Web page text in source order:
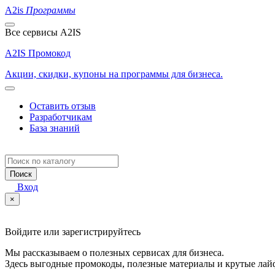
A2is Программы
Все сервисы A2IS
A2IS Промокод
Акции, скидки, купоны на программы для бизнеса.
Оставить отзыв
Разработчикам
База знаний
Поиск
Вход
×
Войдите или зарегистрируйтесь
Мы рассказываем о полезных сервисах для бизнеса.
Здесь выгодные промокоды, полезные материалы и крутые